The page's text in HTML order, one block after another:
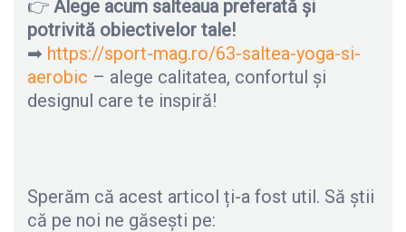
👉 Alege acum salteaua preferată și
potrivită obiectivelor tale!
➡ https://sport-mag.ro/63-saltea-yoga-si-
aerobic – alege calitatea, confortul și
designul care te inspiră!
Sperăm că acest articol ți-a fost util. Să știi
că pe noi ne găsești pe: